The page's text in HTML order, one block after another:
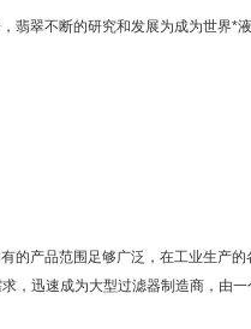
翡翠不断的研究和发展为成为世界*
的产品范围足够广泛，在工业生产的
，迅速成为大型过滤器制造商，由一